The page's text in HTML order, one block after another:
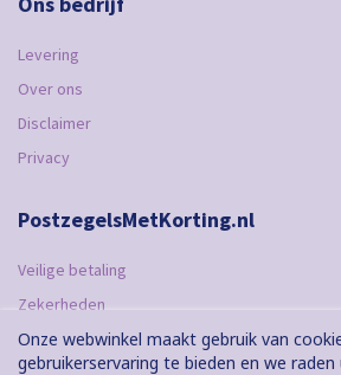
Levering
Over ons
Disclaimer
Privacy
PostzegelsMetKorting.nl
Veilige betaling
Zekerheden
Bestelling
Onze webwinkel maakt gebruik van
gebruikerservaring te bieden en we